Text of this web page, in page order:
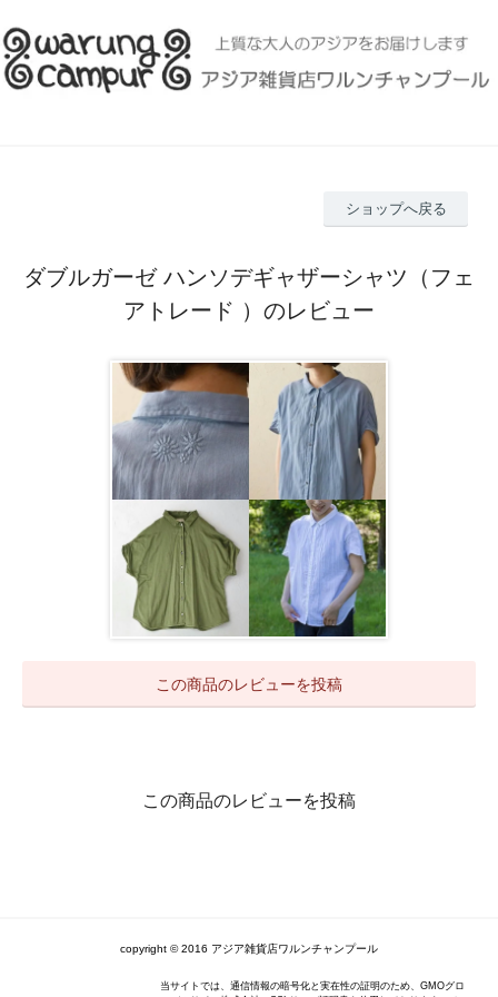
ショップへ戻る
ダブルガーゼ ハンソデギャザーシャツ（フェ
アトレード ）のレビュー
この商品のレビューを投稿
この商品のレビューを投稿
copyright © 2016 アジア雑貨店ワルンチャンプール
当サイトでは、通信情報の暗号化と実在性の証明のため、GMOグロ